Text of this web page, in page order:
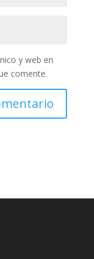
y web en
comente.